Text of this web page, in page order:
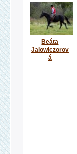
Beáta
Jalowiczorov
á